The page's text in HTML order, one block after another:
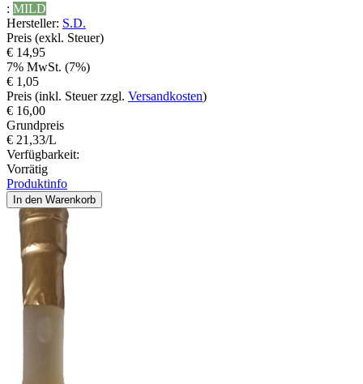
: MILD
Hersteller: S.D.
Preis (exkl. Steuer)
€ 14,95
7% MwSt. (7%)
€ 1,05
Preis (inkl. Steuer zzgl. Versandkosten)
€ 16,00
Grundpreis
€ 21,33/L
Verfügbarkeit:
Vorrätig
Produktinfo
In den Warenkorb